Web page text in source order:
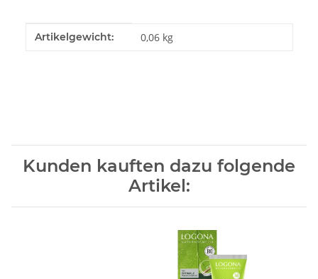
Produkteigenschaft
Wert
Artikelgewicht: 0,06 kg
Kunden kauften dazu folgende
Artikel: